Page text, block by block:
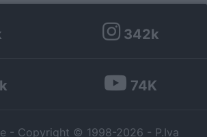
342k
74K
- Copyright © 1998-2026 - P.Iva